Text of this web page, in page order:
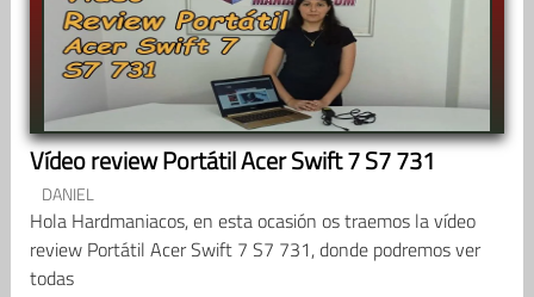
Vídeo review Portátil Acer Swift 7 S7 731
DANIEL
Hola Hardmaniacos, en esta ocasión os traemos la vídeo
review Portátil Acer Swift 7 S7 731, donde podremos ver
todas